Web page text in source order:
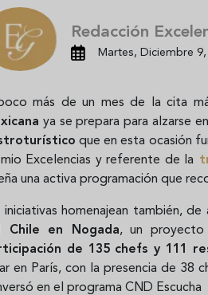
Redacción
Martes, Diciembre
más de un mes de la cita
ya se prepara para alzarse
que en esta ocasión
Excelencias y referente de la
una activa programación que
iniciativas homenajean también,
Chile en Nogada, un proyecto
de 135 chefs y 111
en París, con la presencia de 38
en el programa CND Escucha